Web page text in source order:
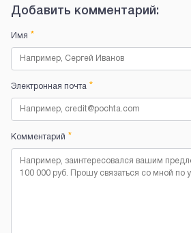
Добавить комментарий:
Имя *
Электронная почта *
Комментарий *